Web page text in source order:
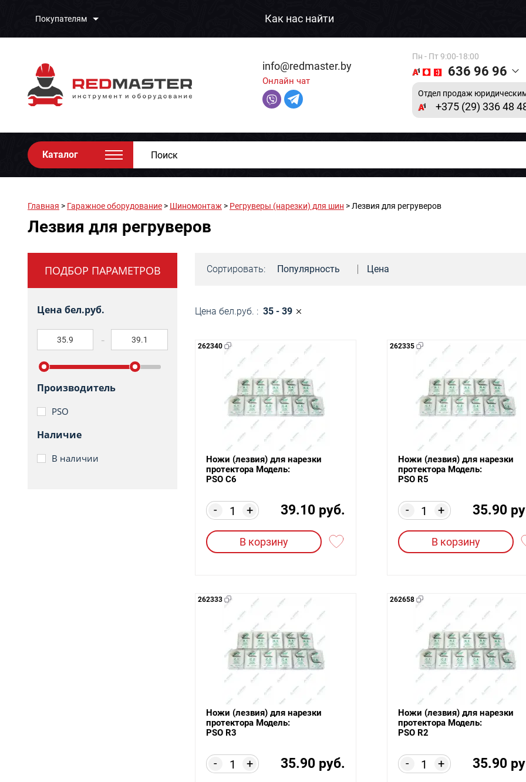
Покупателям Как нас найти
info@redmaster.by
Онлайн чат
Пн - Пт 9:00-18:00
636 96 96
Отдел продаж
+375 (29) 336 48
Каталог
Главная > Гаражное оборудование > Шиномонтаж > Регруверы (нарезки) для шин > Лезвия для регруверов
Лезвия для регруверов
ПОДБОР ПАРАМЕТРОВ
Цена бел.руб.
Производитель
PSO
Наличие
В наличии
Сортировать: Популярность Цена
Цена бел.руб. : 35 - 39
262340
Ножи (лезвия) для нарезки
протектора Модель:
PSO C6
+
- 39.10 руб.
В корзину
262335
Ножи (лезвия) для нарезки
протектора Модель:
PSO R5
+
- 35.90
В корзину
262333
Ножи (лезвия) для нарезки
протектора Модель:
PSO R3
+
- 35.90 руб.
262658
Ножи (лезвия) для нарезки
протектора Модель:
PSO R2
+
- 35.90